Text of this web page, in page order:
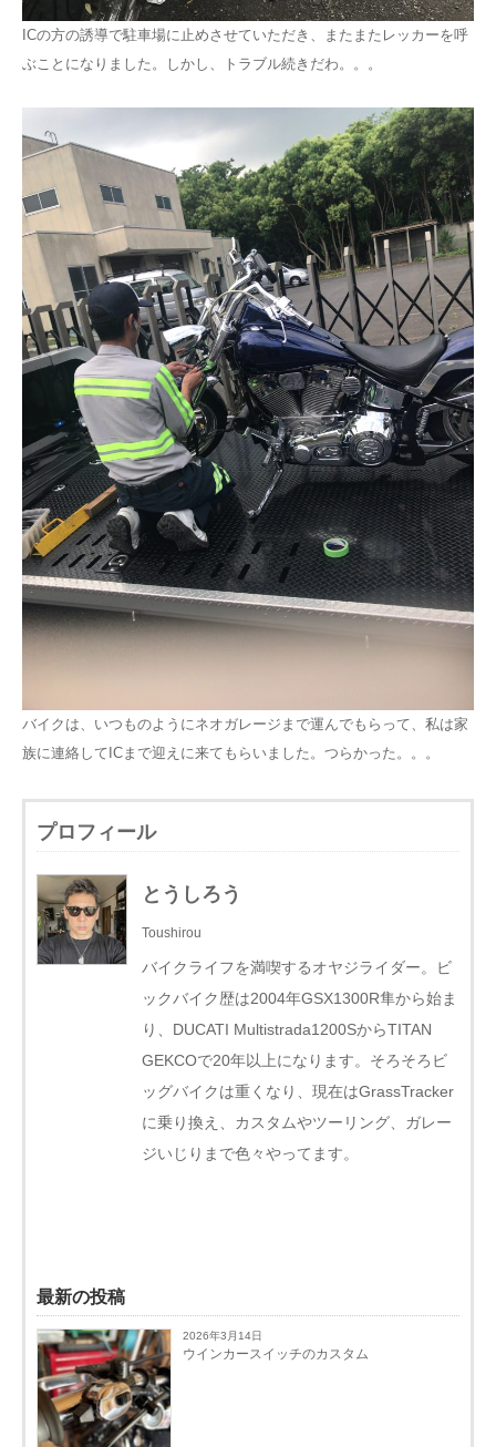
ICの方の誘導で駐車場に止めさせていただき、またまたレッカーを呼
ぶことになりました。しかし、トラブル続きだわ。。。
バイクは、いつものようにネオガレージまで運んでもらって、私は家
族に連絡してICまで迎えに来てもらいました。つらかった。。。
プロフィール
とうしろう
Toushirou
バイクライフを満喫するオヤジライダー。ビ
ックバイク歴は2004年GSX1300R隼から始ま
り、DUCATI Multistrada1200SからTITAN
GEKCOで20年以上になります。そろそろビ
ッグバイクは重くなり、現在はGrassTracker
に乗り換え、カスタムやツーリング、ガレー
ジいじりまで色々やってます。
最新の投稿
2026年3月14日
ウインカースイッチのカスタム